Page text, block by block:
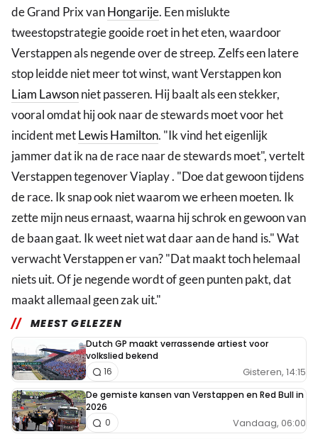
de Grand Prix vanHongarije. Een mislukte
tweestopstrategie gooide roet in het eten, waardoor
Verstappen als negende over de streep. Zelfs een latere
stop leidde niet meer tot winst, want Verstappen kon
Liam Lawsonniet passeren. Hij baalt als een stekker,
vooral omdat hij ook naar de stewards moet voor het
incident metLewis Hamilton. "Ik vind het eigenlijk
jammer dat ik na de race naar de stewards moet", vertelt
Verstappen tegenover Viaplay . "Doe dat gewoon tijdens
de race. Ik snap ook niet waarom we erheen moeten. Ik
zette mijn neus ernaast, waarna hij schrok en gewoon van
de baan gaat. Ik weet niet wat daar aan de hand is." Wat
verwacht Verstappen er van? "Dat maakt toch helemaal
niets uit. Of je negende wordt of geen punten pakt, dat
maakt allemaal geen zak uit."
MEEST GELEZEN
Dutch GP maakt verrassende artiest voor
volkslied bekend
Gisteren, 14:15
16
De gemiste kansen van Verstappen en Red Bull in
2026
Vandaag, 06:00
0